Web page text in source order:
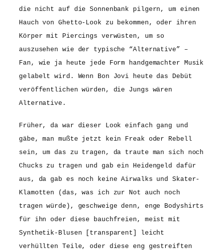
die nicht auf die Sonnenbank pilgern, um einen
Hauch von Ghetto-Look zu bekommen, oder ihren
Körper mit Piercings verwüsten, um so
auszusehen wie der typische “Alternative” –
Fan, wie ja heute jede Form handgemachter Musik
gelabelt wird. Wenn Bon Jovi heute das Debüt
veröffentlichen würden, die Jungs wären
Alternative.
Früher, da war dieser Look einfach gang und
gäbe, man mußte jetzt kein Freak oder Rebell
sein, um das zu tragen, da traute man sich noch
Chucks zu tragen und gab ein Heidengeld dafür
aus, da gab es noch keine Airwalks und Skater-
Klamotten (das, was ich zur Not auch noch
tragen würde), geschweige denn, enge Bodyshirts
für ihn oder diese bauchfreien, meist mit
Synthetik-Blusen [transparent] leicht
verhüllten Teile, oder diese eng gestreiften